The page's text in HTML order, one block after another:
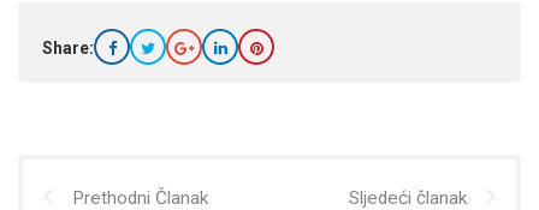
Share:
Prethodni Članak Sljedeći članak